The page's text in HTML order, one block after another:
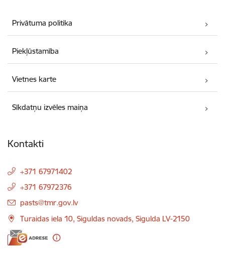
Privātuma politika
Piekļūstamība
Vietnes karte
Sīkdatņu izvēles maiņa
Kontakti
+371 67971402
+371 67972376
E-pasts:
pasts@tmr.gov.lv
Turaidas iela 10, Siguldas novads, Sigulda LV-2150